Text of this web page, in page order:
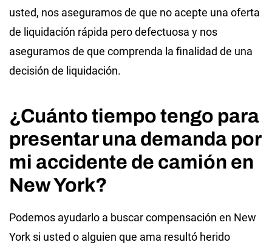
usted, nos aseguramos de que no acepte una oferta
de liquidación rápida pero defectuosa y nos
aseguramos de que comprenda la finalidad de una
decisión de liquidación.
¿Cuánto tiempo tengo para
presentar una demanda por
mi accidente de camión en
New York?
Podemos ayudarlo a buscar compensación en New
York si usted o alguien que ama resultó herido